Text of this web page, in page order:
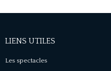
LIENS UTILES
Les spectacles